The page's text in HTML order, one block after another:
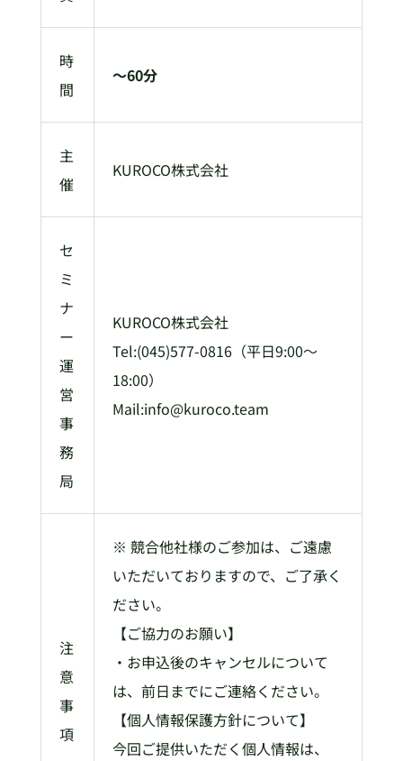
時
間
〜60分
主
催
KUROCO株式会社
セ
ミ
ナ
ー
運
営
事
務
局
KUROCO株式会社
Tel:(045)577-0816（平日9:00～
18:00）
Mail:info@kuroco.team
注
意
事
項
※ 競合他社様のご参加は、ご遠慮
いただいておりますので、ご了承く
ださい。
【ご協力のお願い】
・お申込後のキャンセルについて
は、前日までにご連絡ください。
【個人情報保護方針について】
今回ご提供いただく個人情報は、